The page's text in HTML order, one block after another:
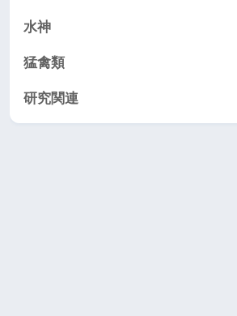
水神
猛禽類
研究関連